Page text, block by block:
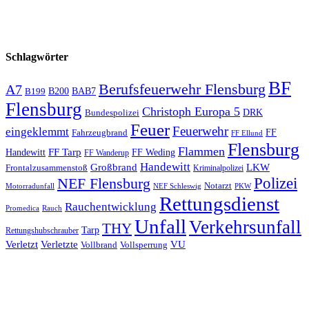
Schlagwörter
A7 B199 B200 BAB7 Berufsfeuerwehr Flensburg BF
Flensburg Bundespolizei Christoph Europa 5 DRK
eingeklemmt Fahrzeugbrand FeuerFeuerwehr FF Ellund FF
Handewitt FF Tarp FF Wanderup FF Weding Flammen Flensburg
Frontalzusammenstoß Großbrand Handewitt Kriminalpolizei LKW
Motorradunfall NEF Flensburg NEF Schleswig Notarzt PKW Polizei
Promedica Rauch Rauchentwicklung Rettungsdienst
Rettungshubschrauber Tarp THYUnfall Verkehrsunfall
Verletzt Verletzte Vollbrand Vollsperrung VU